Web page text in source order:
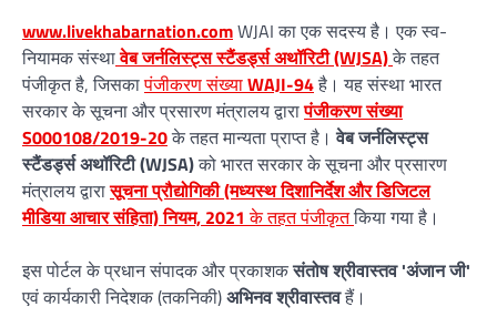
www.livekhabarnation.comWJAI का एक सदस्य है। एक स्व-
नियामक संस्थावेब जर्नलिस्ट्स स्टैंडर्ड्स अथॉरिटी (WJSA)के तहत
पंजीकृत है, जिसकापंजीकरण संख्याWAJI-94है। यह संस्था भारत
सरकार के सूचना और प्रसारण मंत्रालय द्वारापंजीकरण संख्या
S000108/2019-20के तहत मान्यता प्राप्त है।वेब जर्नलिस्ट्स
स्टैंडर्ड्स अथॉरिटी (WJSA)को भारत सरकार के सूचना और प्रसारण
मंत्रालय द्वारासूचना प्रौद्योगिकी (मध्यस्थ दिशानिर्देश और डिजिटल
मीडिया आचार संहिता) नियम, 2021 के तहत पंजीकृतकिया गया है।
इस पोर्टल के प्रधान संपादक और प्रकाशकसंतोष श्रीवास्तव 'अंजान जी'
एवं कार्यकारी निदेशक (तकनिकी)अभिनव श्रीवास्तवहैं।